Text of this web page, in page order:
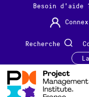
Besoin d'aide
Recherche